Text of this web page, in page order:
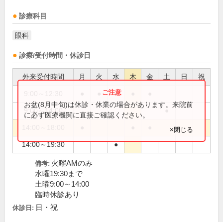
診療科目
眼科
診療/受付時間・休診日
外来受付時間 月 火 水 木 金 土 日 祝
●
9:00～14:00 ●
14:00～19:30 ●
お盆(8月中旬)は休診・休業の場合があります。来院前
に必ず医療機関に直接ご確認ください。
×閉じる
備考: 火曜AMのみ
水曜19:30まで
土曜9:00～14:00
臨時休診あり
休診日: 日・祝